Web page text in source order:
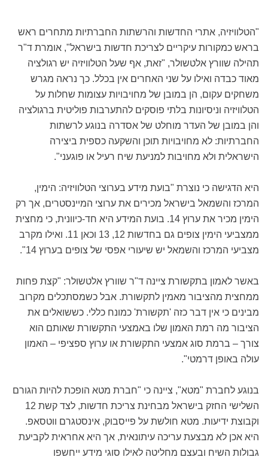
"הטלוויזיה, אתרי החדשות והרשתות החברתיות מתחרים ראש
בראש כמקורות עיקריים לצריכת חדשות בישראל", אומרת ד"ר
תהילה שוורץ אלטשולר, "זאת, אף שעל הטלוויזיה יש רגולציה
מאוד כבדה ואילו על שני האחרים אין בכלל. כך נראה מגרש
משחקים עקום, הן במובן של מחויבויות עצומות שחלות על
הטלוויזיה וניסיונות בלתי פוסקים להתערבות פוליטית ברגולציה
והן במובן של העדר מוחלט של אסדרה בנוגע לרשתות
החברתיות: לא מחויבויות תוכן והשקעה כספית ביצירה
הישראלית ולא מחויבות למניעת שיח רעיל או פוגעני".
היא הדגישה כי נוצרת "בועת מידע בערוצי הטלוויזיה: הימין,
המרכז והשמאל בישראל מכירים את ערוצי המיינסטרים, אך רק
הימין מכיר את ערוץ 14. בועת המידע היא חד-כיוונית, כי מחצית
ממצביעי הימין צופים גם בחדשות 12, 13 וכאן 11. ואילו מקרב
מצביעי המרכז והשמאל יש שיעורי אפסי של צופים בערוץ 14".
באשר לאמון בתקשורת ציינה ד"ר שוורץ אלטשולר: "קצת פחות
ממחצית מהציבור מאמין לתקשורת. אבל כשמסתכלים מקרוב
מבינים כי אין דבר כזה 'תקשורת' כמונח כללי. כששואלים את
הציבור מה רמת האמון שלו באמצעי התקשורת שאותם הוא
צורך – ברמת סוג אמצעי התקשורת או ערוץ ספציפי – האמון
עולה באופן דרמטי".
בנוגע לחברת "מטא", ציינה כי "חברת מטא הופכת להיות הגורם
השלישי החזק בישראל מבחינת צריכת חדשות, לצד קשת 12
וקבוצת ידיעות. מטא חולשת על פייסבוק, אינסטגרם ווטסאפ.
היא אכן לא מבצעת עריכה עיתונאית, אך היא אחראית לקביעת
גבולות השיח ובעצם מחליטה לאילו סוגי מידע ייחשפו